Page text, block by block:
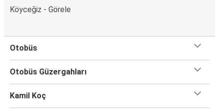
Köyceğiz - Görele
Otobüs
Otobüs Güzergahları
Kamil Koç